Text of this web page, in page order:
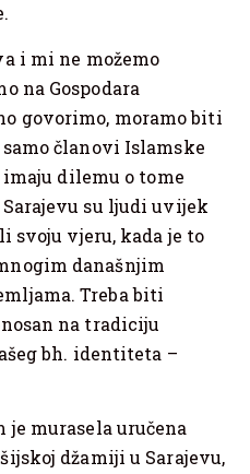
i mi ne možemo
na Gospodara
govorimo, moramo biti
članovi Islamske
dilemu o tome
su ljudi uvijek
svoju vjeru, kada je to
današnjim
Treba biti
na tradiciju
bh. identiteta –
murasela uručena
džamiji u Sarajevu,